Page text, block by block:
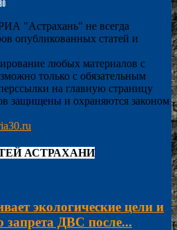
"Астрахань" не всегда
опубликованных статей и
любых материалов с
только с обязательным
на главную страницу
защищены и охраняются законом
АСТРАХАНИ
экологические цели и
запрета ДВС после...